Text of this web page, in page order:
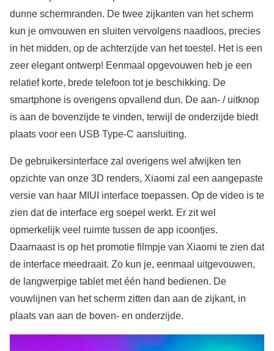
dunne schermranden. De twee zijkanten van het scherm
kun je omvouwen en sluiten vervolgens naadloos, precies
in het midden, op de achterzijde van het toestel. Het is een
zeer elegant ontwerp! Eenmaal opgevouwen heb je een
relatief korte, brede telefoon tot je beschikking. De
smartphone is overigens opvallend dun. De aan- / uitknop
is aan de bovenzijde te vinden, terwijl de onderzijde biedt
plaats voor een USB Type-C aansluiting.
De gebruikersinterface zal overigens wel afwijken ten
opzichte van onze 3D renders, Xiaomi zal een aangepaste
versie van haar MIUI interface toepassen. Op de video is te
zien dat de interface erg soepel werkt. Er zit wel
opmerkelijk veel ruimte tussen de app icoontjes.
Daarnaast is op het promotie filmpje van Xiaomi te zien dat
de interface meedraait. Zo kun je, eenmaal uitgevouwen,
de langwerpige tablet met één hand bedienen. De
vouwlijnen van het scherm zitten dan aan de zijkant, in
plaats van aan de boven- en onderzijde.